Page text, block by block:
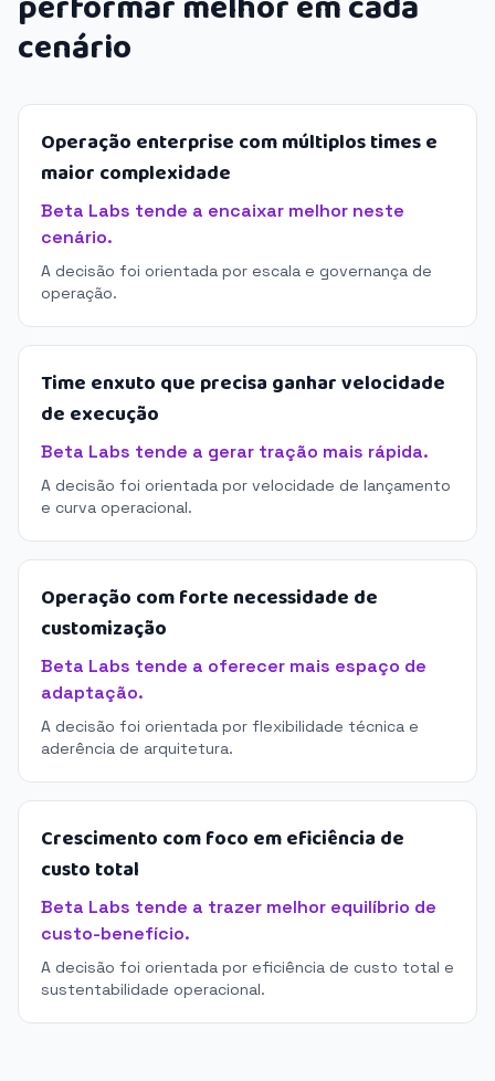
cenário
Operação enterprise com múltiplos times e
maior complexidade
Beta Labs tende a encaixar melhor neste
cenário.
A decisão foi orientada por escala e governança de
operação.
Time enxuto que precisa ganhar velocidade
de execução
Beta Labs tende a gerar tração mais rápida.
A decisão foi orientada por velocidade de lançamento
e curva operacional.
Operação com forte necessidade de
customização
Beta Labs tende a oferecer mais espaço de
adaptação.
A decisão foi orientada por flexibilidade técnica e
aderência de arquitetura.
Crescimento com foco em eficiência de
custo total
Beta Labs tende a trazer melhor equilíbrio de
custo-benefício.
A decisão foi orientada por eficiência de custo total e
sustentabilidade operacional.